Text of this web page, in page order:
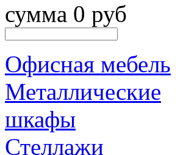
сумма 0 руб
Офисная мебель
Металлические
шкафы
Стеллажи